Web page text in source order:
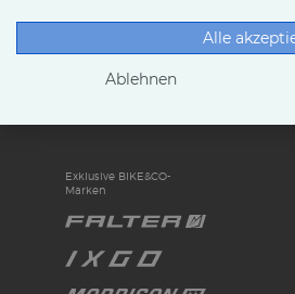
Exklusive BIKE&CO-
Marken
Alle
Ablehnen